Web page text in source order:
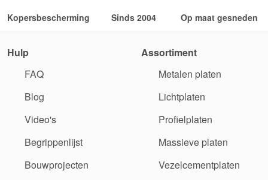
Kopersbescherming Sinds 2004 Op maat gesneden
Hulp
FAQ
Blog
Video's
Begrippenlijst
Bouwprojecten
Assortiment
Metalen platen
Lichtplaten
Profielplaten
Massieve platen
Vezelcementplaten